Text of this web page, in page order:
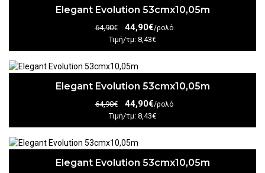
Elegant Evolution 53cmx10,05m
64,90€ 44,90€/ρολό
Τιμή/τμ: 8,43€
Elegant Evolution 53cmx10,05m
64,90€ 44,90€/ρολό
Τιμή/τμ: 8,43€
Elegant Evolution 53cmx10,05m